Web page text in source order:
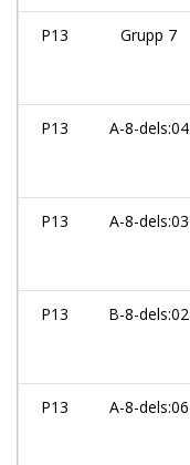
P13 Grupp 7
P13 A-8-dels:04
P13 A-8-dels:03
P13 B-8-dels:02
P13 A-8-dels:06